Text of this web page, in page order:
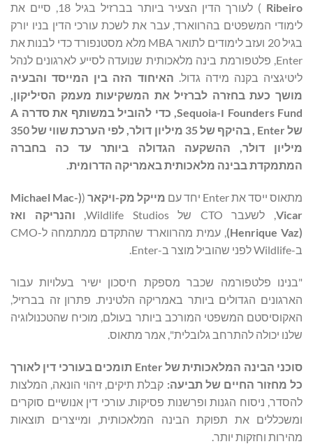
Ribeiro
) לעורך הדין הצעיר ביותר בברזיל בגיל 18, סיים את
לימודי המשפטים בהרווארד, עבר את לשכת עורכי הדין בניו יורק
בגיל 20 ועזב לימודים לתואר MBA מלא מסטנפורד כדי לבנות את
Enter, פלטפורמת בינה מלאכותית שנועדה לסייע לארגונים לנהל
ליטיגציה בקנה מידה גדול. האיחוד הזה בין המייסד והבעיה
מושך כעת בחזרה לברזיל את המשקיעות מעמק הסיליקון,
Founders Fund ו-Sequoia, כדי להוביל במשותף את סדרה A
של Enter
, בהיקף של 35 מיליון דולר, לפי הערכת שווי של 350
מיליון דולר, ההשקעה הגדולה ביותר עד כה בחברה
המתמקדת בבינה מלאכותית באמריקה הדרומית.
מתאוס ייסד את Enter יחד עם מייקל מק-ויקאר (
(Michael Mac-
Vicar, לשעבר CTO של Wildlife Studios,
והנריקה ואז
(
Henrique Vaz
)
, עמית מהרווארד שהתקדם ממתמחה ל-CMO
ב-Wildlife לפני שהוביל מוצר ב-Enter.
"בנינו פלטפורמה שכבר מספקת חיסכון ישיר בעלויות עבור
הארגונים הגדולים ביותר באמריקה הלטינית. פתרון זה בברזיל,
האקוסיסטם המשפטי המורכב ביותר בעולם, מוכיח שהטכנולוגיה
שלנו יכולה להתרחב גלובלית", אמר מתאוס.
סוכני הבינה המלאכותית של Enter תומכים בעורכי דין לאורך
כל מחזור החיים של תביעה: קבלת תיקים, זיהוי הונאה, המלצות
להסדר, ניסוח הגנות ופרשנות פסיקות. עורכי דין אנושיים סוקרים
ומשכללים את תפוקת הבינה המלאכותית, ומייצרים תוצאות
מהירות וחזקות יותר.